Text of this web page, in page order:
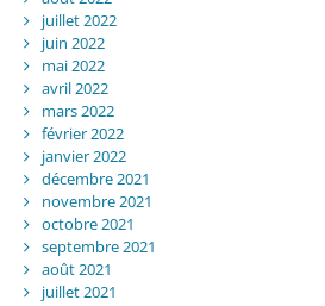
juillet 2022
juin 2022
mai 2022
avril 2022
mars 2022
février 2022
janvier 2022
décembre 2021
novembre 2021
octobre 2021
septembre 2021
août 2021
juillet 2021